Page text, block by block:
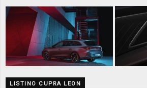
LISTINO CUPRA LEON